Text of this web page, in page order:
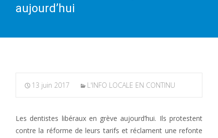
aujourd’hui
13 juin 2017 L'INFO LOCALE EN CONTINU
Les dentistes libéraux en grève aujourd’hui. Ils protestent
contre la réforme de leurs tarifs et réclament une refonte